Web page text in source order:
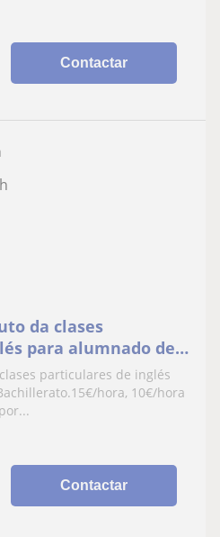
Contactar
da clases
para alumnado de
hora, 10€/hora a
particulares de inglés
hora, 10€/hora
Contactar